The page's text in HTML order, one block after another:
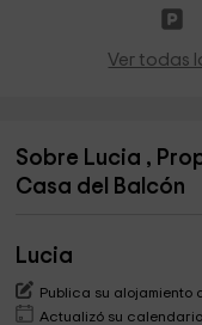
Ver todas
Sobre Lucia ,
Casa del Balcón
Lucia
Publica su alojamiento
Actualizó su